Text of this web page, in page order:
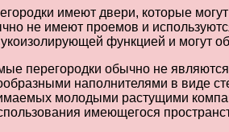
имеют двери, которые
не имеют проемов и
функцией и могут
перегородки обычно не
наполнителями в виде
молодыми растущими
имеющегося